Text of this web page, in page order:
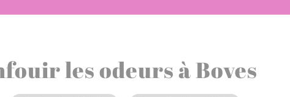
les odeurs à Boves